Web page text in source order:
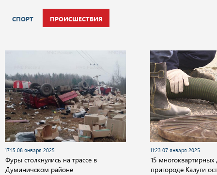
СПОРТ ПРОИСШЕСТВИЯ
17:15 08 января 2025
Фуры столкнулись на трассе в
Думиничском районе
11:23 07 января 2025
15
пригороде Калуги